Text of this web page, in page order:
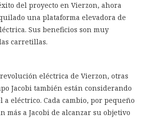
del proyecto en Vierzon, ahora
una plataforma elevadora de
Sus beneficios son muy
carretillas.
eléctrica de Vierzon, otras
Jacobi también están considerando
a eléctrico. Cada cambio, por pequeño
más a Jacobi de alcanzar su objetivo